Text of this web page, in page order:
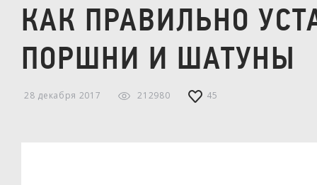
КАК ПРАВИЛЬНО
ПОРШНИ И ШАТУНЫ
28 декабря 2017 212980 45